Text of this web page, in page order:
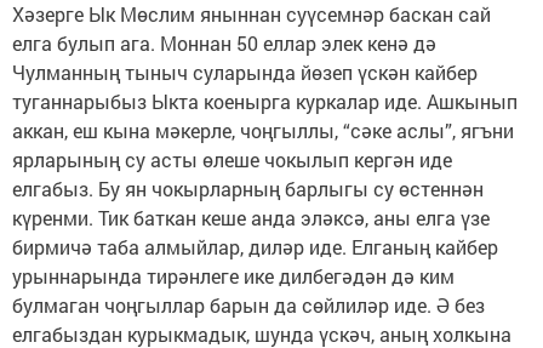
Хәзерге Ык Мөслим яныннан суүсемнәр баскан сай
елга булып ага. Моннан 50 еллар элек кенә дә
Чулманның тыныч суларында йөзеп үскән кайбер
туганнарыбыз Ыкта коенырга куркалар иде. Ашкынып
аккан, еш кына мәкерле, чоңгыллы, “сәке аслы”, ягъни
ярларының су асты өлеше чокылып кергән иде
елгабыз. Бу ян чокырларның барлыгы су өстеннән
күренми. Тик баткан кеше анда эләксә, аны елга үзе
бирмичә таба алмыйлар, диләр иде. Елганың кайбер
урыннарында тирәнлеге ике дилбегәдән дә ким
булмаган чоңгыллар барын да сөйлиләр иде. Ә без
елгабыздан курыкмадык, шунда үскәч, аның холкына